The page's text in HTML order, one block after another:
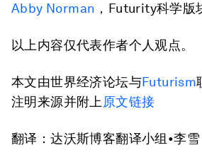
Abby Norman ，Futurity科学版
以上内容仅代表作者个人观点。
本文由世界经济论坛与Futurism
注明来源并附上 原文链接
翻译：达沃斯博客翻译小组•李雪